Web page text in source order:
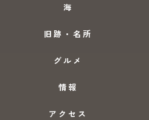
海
旧跡・名所
グルメ
情報
アクセス